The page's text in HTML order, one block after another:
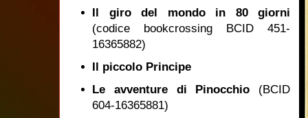
Il giro del mondo in 80 giorni
(codice bookcrossing BCID 451-
16365882)
Il piccolo Principe
Le avventure di Pinocchio (BCID
604-16365881)